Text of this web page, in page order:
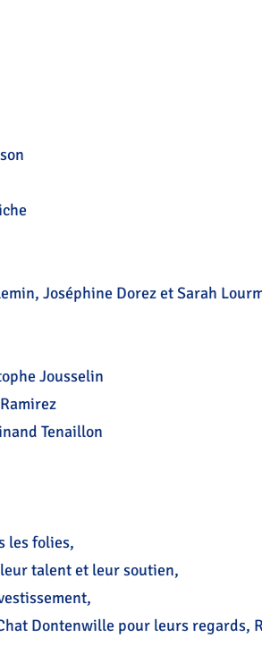
Joséphine Dorez et Sarah
Jousselin
Tenaillon
les folies,
talent et leur soutien,
Dontenwille pour leurs regards,